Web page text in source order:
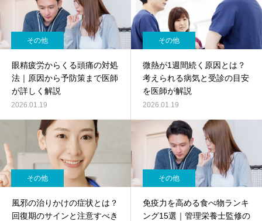
その他
眼精疲労からくる頭痛の対処
法｜原因から予防策まで医師
が詳しく解説
2026.01.19
その他
微熱が1週間続く原因とは？
考えられる病気と受診の目安
を医師が解説
2026.01.19
その他
風邪の治りかけの症状とは？
回復期のサインと注意すべき
その他
免疫力を高める食べ物ランキ
ング15選｜管理栄養士監修の